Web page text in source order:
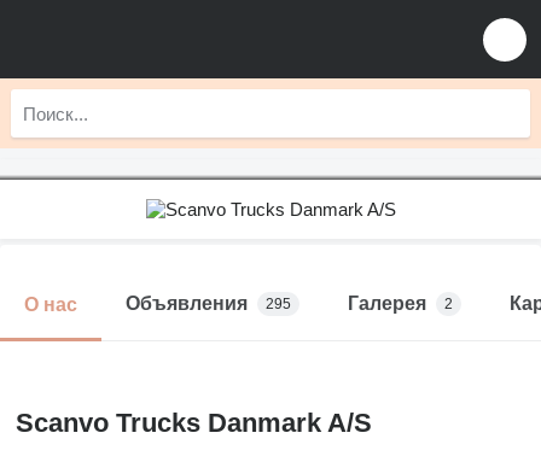
О нас Объявления 295 Галерея 2
Scanvo Trucks Danmark A/S